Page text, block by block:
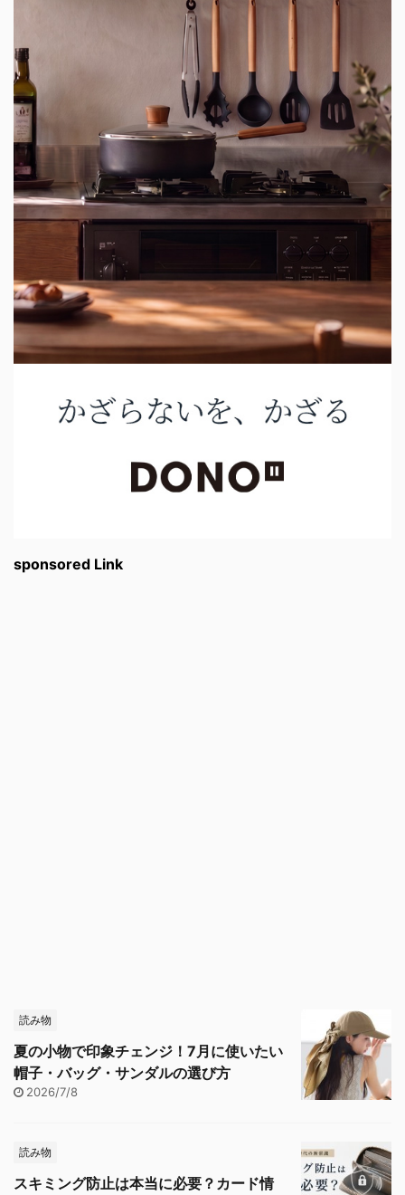
sponsored Link
読み物
夏の小物で印象チェンジ！7月に使いたい
帽子・バッグ・サンダルの選び方
2026/7/8
読み物
スキミング防止は本当に必要？カード情